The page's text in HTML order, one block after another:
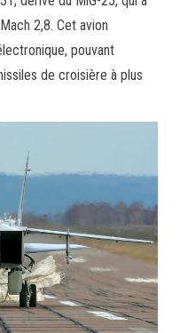
2,8. Cet avion
pouvant
de croisière à plus